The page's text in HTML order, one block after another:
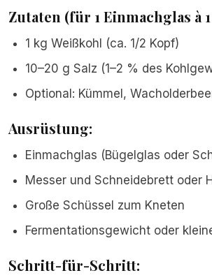
Zutaten (für 1 Einmachglas à
1 kg Weißkohl (ca. 1/2 Kopf)
10–20 g Salz (1–2 % des
Optional: Kümmel,
Ausrüstung:
Einmachglas (Bügelglas oder
Messer und Schneidebrett oder
Große Schüssel zum Kneten
Fermentationsgewicht oder
Schritt-für-Schritt: